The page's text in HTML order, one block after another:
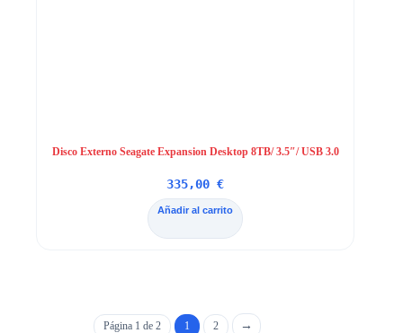
Disco Externo Seagate Expansion Desktop 8TB/ 3.5″/ USB 3.0
335,00€
Añadir al carrito
Página 1 de 2 1 2